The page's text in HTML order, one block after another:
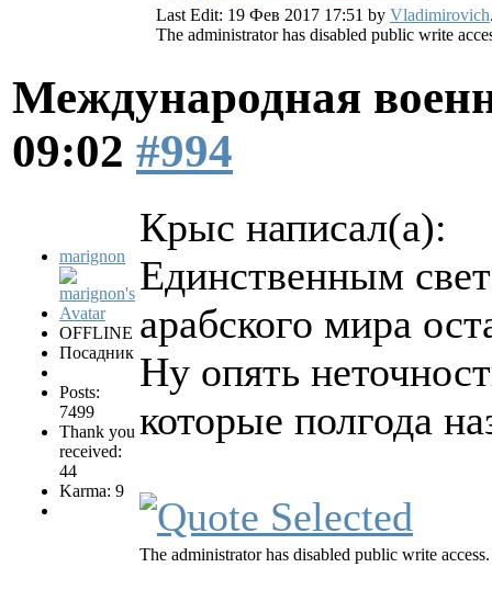
Last Edit: 19 Фев 2017 17:51 by Vladimirovich
The administrator has disabled public write
Международная
09:02 #994
marignon
OFFLINE
Посадник
Posts:
7499
Thank you
received:
44
Karma: 9
Крыс написал(а):
Единственным
арабского мира
Ну опять
которые полгода
The administrator has disabled public write access.